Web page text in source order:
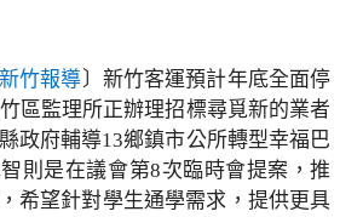
竹報導〕新竹客運預計年底全面停
區監理所正辦理招標尋覓新的業者
政府輔導13鄉鎮市公所轉型幸福巴
則是在議會第8次臨時會提案，推
希望針對學生通學需求，提供更具